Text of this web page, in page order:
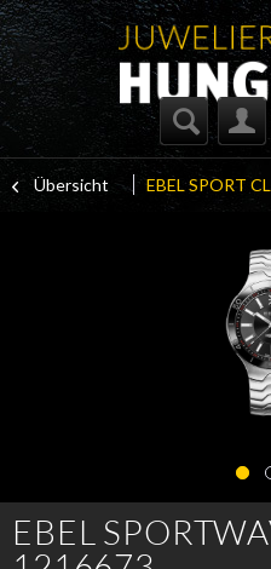
Übersicht EBEL SPORT
EBEL